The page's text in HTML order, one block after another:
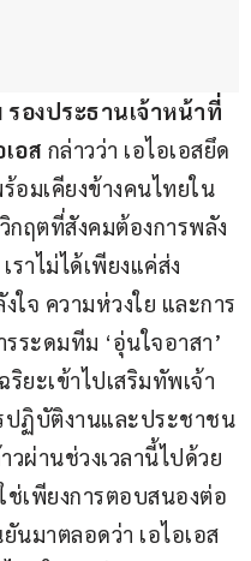
รองประธานเจ้าหน้าที่
อส กล่าวว่า เอไอเอสยึด
มเคียงข้างคนไทยใน
กฤตที่สังคมต้องการพลัง
าไม่ได้เพียงแค่ส่ง
จ ความห่วงใย และการ
ระดมทีม ‘อุ่นใจอาสา’
ยะเข้าไปเสริมทัพเจ้า
ฏิบัติงานและประชาชน
ผ่านช่วงเวลานี้ไปด้วย
ช่เพียงการตอบสนองต่อ
นมาตลอดว่า เอไอเอส